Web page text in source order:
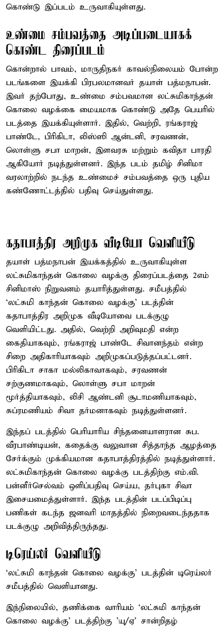
கொண்டு இப்படம் உருவாகியுள்ளது.
உண்மை சம்பவத்தை அடிப்படையாகக்
கொண்ட திரைப்படம்
கொன்றால் பாவம், மாருதிநகர் காவல்நிலையம் போன்ற
படங்களை இயக்கி பிரபலமானவர் தயாள் பத்மநாபன்.
இவர் தற்போது, உண்மை சம்பவமான லட்சுமிகாந்தன்
கொலை வழக்கை மையமாக கொண்டு அதே பெயரில்
படத்தை இயக்கியுள்ளார். இதில், வெற்றி, ரங்கராஜ்
பாண்டே, பிரிகிடா, லிஸ்ஸி ஆன்டனி, சரவணன்,
லொள்ளு சபா மாறன், இளவரசு மற்றும் கவிதா பாரதி
ஆகியோர் நடித்துள்ளனர். இந்த படம் தமிழ் சினிமா
வரலாற்றில் நடந்த உண்மைச் சம்பவத்தை ஒரு புதிய
கண்ணோட்டத்தில் பதிவு செய்துள்ளது.
கதாபாத்திர அறிமுக வீடியோ வெளியீடு
தயாள் பத்மநாபன் இயக்கத்தில் உருவாகியுள்ள
லட்சுமிகாந்தன் கொலை வழக்கு திரைப்படத்தை 2எம்
சினிமாஸ் நிறுவனம் தயாரித்துள்ளது. சமீபத்தில்
‘லட்சுமி காந்தன் கொலை வழக்கு’ படத்தின்
கதாபாத்திர அறிமுக வீடியோவை படக்குழு
வெளியிட்டது. அதில், வெற்றி அறிவுமதி என்ற
கைதியாகவும், ரங்கராஜ் பாண்டே சிவானந்தம் என்ற
சிறை அதிகாரியாகவும் அறிமுகப்படுத்தப்பட்டனர்.
பிரிகிடா சாகா மல்லிகாவாகவும், சரவணன்
சற்குணமாகவும், லொள்ளு சபா மாறன்
மூர்த்தியாகவும், லிசி ஆண்டனி சூடாமணியாகவும்,
சுப்ரமணியம் சிவா தர்மனாகவும் நடித்துள்ளனர்.
இந்தப் படத்தில் பெரியாரிய சிந்தனையாளரான சுப.
வீரபாண்டியன், கதைக்கு வலுவான சித்தாந்த ஆழத்தை
சேர்க்கும் முக்கியமான கதாபாத்திரத்தில் நடித்துள்ளார்.
லட்சுமிகாந்தன் கொலை வழக்கு படத்திற்கு எம்.வி.
பன்னீர்செல்வம் ஒளிப்பதிவு செய்ய, தர்புகா சிவா
இசையமைத்துள்ளார். இந்த படத்தின் படப்பிடிப்பு
பணிகள் கடந்த ஜனவரி மாதத்தில் நிறைவடைந்ததாக
படக்குழு அறிவித்திருந்தது.
டிரெய்லர் வெளியீடு
‘லட்சுமி காந்தன் கொலை வழக்கு’ படத்தின் டிரெய்லர்
சமீபத்தில் வெளியானது.
இந்நிலையில், தணிக்கை வாரியம் ‘லட்சுமி காந்தன்
கொலை வழக்கு’ படத்திற்கு 'யு/ஏ' சான்றிதழ்